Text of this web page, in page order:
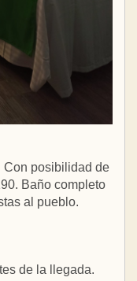
Con posibilidad de
Baño completo
al pueblo.
de la llegada.